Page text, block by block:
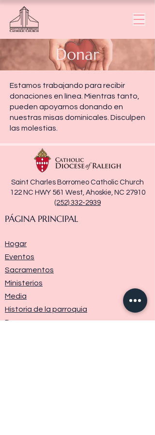
Donar
Estamos trabajando para recibir
donaciones en línea. Mientras tanto,
pueden apoyarnos donando en
nuestras misas dominicales. Disculpen
las molestias.
Saint Charles Borromeo Catholic Church
122 NC HWY 561 West, Ahoskie, NC 27910
(252) 332-2939
PÁGINA PRINCIPAL
Hogar
Eventos
Sacramentos
Ministerios
Media
Historia de la parroquia
Donar